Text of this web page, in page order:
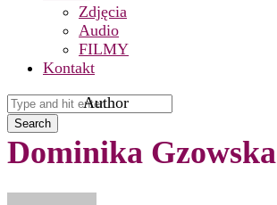
Zdjęcia
Audio
FILMY
Kontakt
Search
Author
Dominika Gzowska